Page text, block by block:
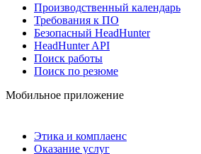
Производственный календарь
Требования к ПО
Безопасный HeadHunter
HeadHunter API
Поиск работы
Поиск по резюме
Мобильное приложение
Этика и комплаенс
Оказание услуг